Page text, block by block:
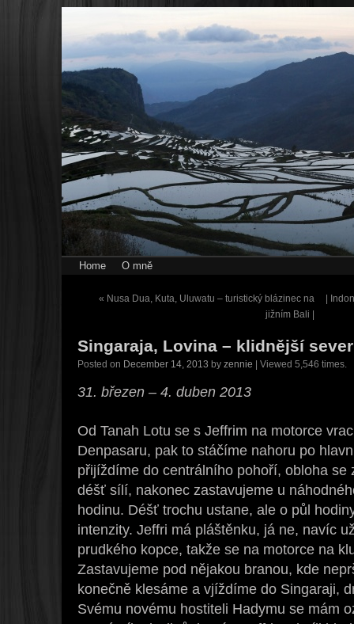
Home O mně
« Nusa Dua, Kuta, Uluwatu – turistický blázinec na
jižním Bali |
|
Singaraja, Lovina – klidnější
Posted on December 14, 2013 by zennie | Viewed 5,546 times.
31. březen – 4. duben 2013
Od Tanah Lotu se s Jeffrim na motorce
Denpasaru, pak to stáčíme nahoru po
přijíždíme do centrálního pohoří, obloha se
déšť sílí, nakonec zastavujeme u
hodinu. Déšť trochu ustane, ale o půl
intenzity. Jeffri má pláštěnku, já ne, navíc
prudkého kopce, takže se na motorce na
Zastavujeme pod nějakou branou, kde
konečně klesáme a vjíždíme do Singaraji,
Svému novému hostiteli Hadymu se mám